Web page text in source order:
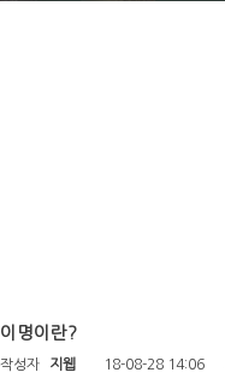
이명이란?
작성자 지웹 18-08-28 14:06